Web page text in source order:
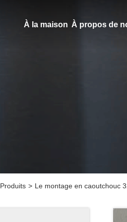
À la maison À propos de
Produits > Le montage en caoutchouc